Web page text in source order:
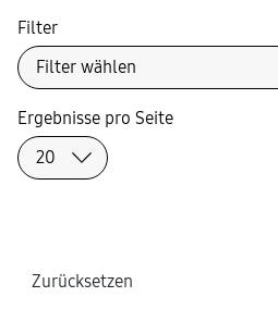
Filter
Zurücksetzen
Ergebnisse pro Seite